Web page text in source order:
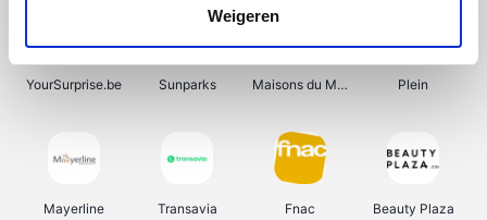
Weigeren
YourSurprise.be Sunparks Maisons du Monde Plein
Mayerline Transavia Fnac Beauty Plaza